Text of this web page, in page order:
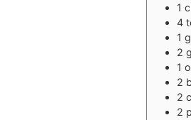
1
4
1
2
1
2
2
2